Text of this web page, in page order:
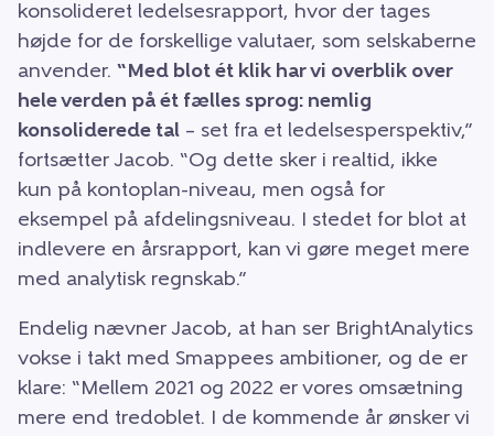
konsolideret ledelsesrapport, hvor der tages
højde for de forskellige valutaer, som selskaberne
anvender. “Med blot ét klik har vi overblik over
hele verden på ét fælles sprog: nemlig
konsoliderede tal – set fra et ledelsesperspektiv,”
fortsætter Jacob. “Og dette sker i realtid, ikke
kun på kontoplan-niveau, men også for
eksempel på afdelingsniveau. I stedet for blot at
indlevere en årsrapport, kan vi gøre meget mere
med analytisk regnskab.”
Endelig nævner Jacob, at han ser BrightAnalytics
vokse i takt med Smappees ambitioner, og de er
klare: “Mellem 2021 og 2022 er vores omsætning
mere end tredoblet. I de kommende år ønsker vi